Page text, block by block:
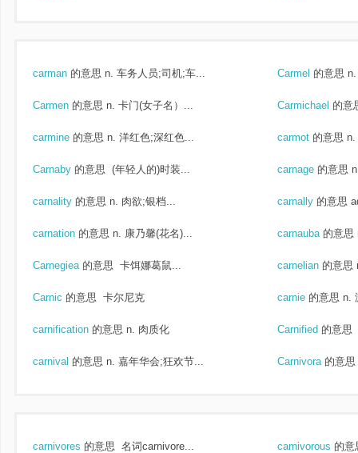
carman 的意思 n. 车务人员;司机;车... Carmel 的意思
Carmen 的意思 n. 卡门(女子名）... Carmichael 的意
carmine 的意思 n. 洋红色;深红色... carmot 的意思
Carnaby 的意思 (年轻人的)时装... carnage 的意思
carnality 的意思 n. 肉欲;银档... carnally 的意思
carnation 的意思 n. 康乃馨(花名)... carnauba 的意思
Carnegiea 的意思 卡饵娜葛鼠... carnelian 的意思
Carnic 的意思 卡尔尼克 carnie 的意思 n.
carnification 的意思 n. 肉质化 Carnified 的意思
carnival 的意思 n. 嘉年华会;狂欢节... Carnivora 的意思
carnivores 的意思 名词carnivore... carnivorous 的意